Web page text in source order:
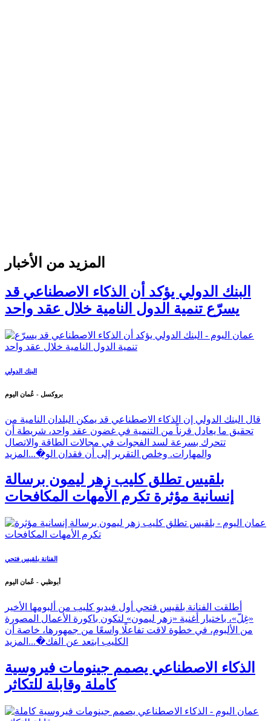
المزيد من الأخبار
البنك الدولي يؤكد أن الذكاء الاصطناعي قد
يسرّع تنمية الدول النامية خلال عقد واحد
البنك الدولي
بروكسل - عُمان اليوم
قال البنك الدولي إن الذكاء الاصطناعي قد يمكن البلدان النامية من
تحقيق ما يعادل قرناً من التنمية في غضون عقد واحد، شريطة أن
تتحرك بسرعة لسد الفجوات في مجالات الطاقة والاتصال
والمهارات. وخلص التقرير إلى أن فقدان الو�... المزيد
بلقيس تطلق كليب زهر ليمون برسالة
إنسانية مؤثرة تكرم الأمهات المكافحات
الفنانة بلقيس فتحي
أبوظبي - عُمان اليوم
أطلقت الفنانة بلقيس فتحي أول فيديو كليب من ألبومها الأخير
«غِلّ»، باختيار أغنية «زهر ليمون» لتكون باكورة الأعمال المصورة
من الألبوم، في خطوة لاقت تفاعلًا واسعًا من جمهورها، خاصة أن
الكليب ابتعد عن الفك�... المزيد
الذكاء الاصطناعي يصمم جينومات فيروسية
كاملة وقابلة للتكاثر